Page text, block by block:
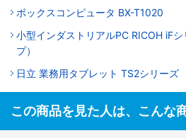
ボックスコンピュータ BX-T1020
小型インダストリアルPC RICOH iF
プ）
日立 業務用タブレット TS2シリーズ
この商品を見た人は、こんな